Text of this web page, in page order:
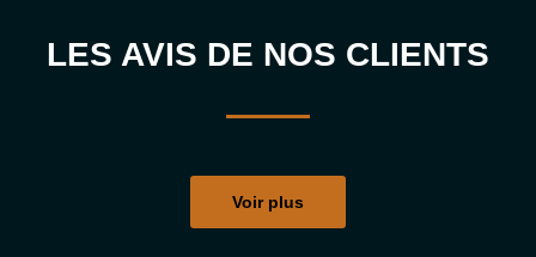
LES AVIS DE NOS CLIENTS
Voir plus